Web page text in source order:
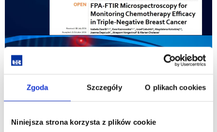
Zgoda Szczegóły O plikach cookies
Niniejsza strona korzysta z plików cookie